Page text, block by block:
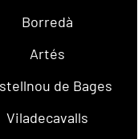
Borredà
Artés
de Bages
Viladecavalls